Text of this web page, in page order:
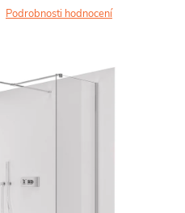
Podrobnosti hodnocení